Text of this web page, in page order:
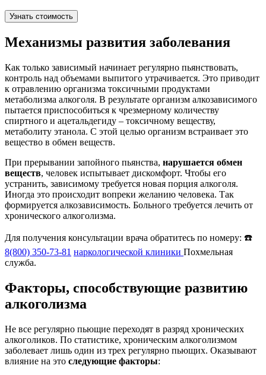
Узнать стоимость
Механизмы развития заболевания
Как только зависимый начинает регулярно пьянствовать,
контроль над объемами выпитого утрачивается. Это приводит
к отравлению организма токсичными продуктами
метаболизма алкоголя. В результате организм алкозависимого
пытается приспособиться к чрезмерному количеству
спиртного и ацетальдегиду – токсичному веществу,
метаболиту этанола. С этой целью организм встраивает это
вещество в обмен веществ.
При прерывании запойного пьянства, нарушается обмен
веществ, человек испытывает дискомфорт. Чтобы его
устранить, зависимому требуется новая порция алкоголя.
Иногда это происходит вопреки желанию человека. Так
формируется алкозависимость. Больного требуется лечить от
хронического алкоголизма.
Для получения консультации врача обратитесь по номеру: ☎️
8(800) 350-73-81 наркологической клиники Похмельная
служба.
Факторы, способствующие развитию
алкоголизма
Не все регулярно пьющие переходят в разряд хронических
алкоголиков. По статистике, хроническим алкоголизмом
заболевает лишь один из трех регулярно пьющих. Оказывают
влияние на это следующие факторы: